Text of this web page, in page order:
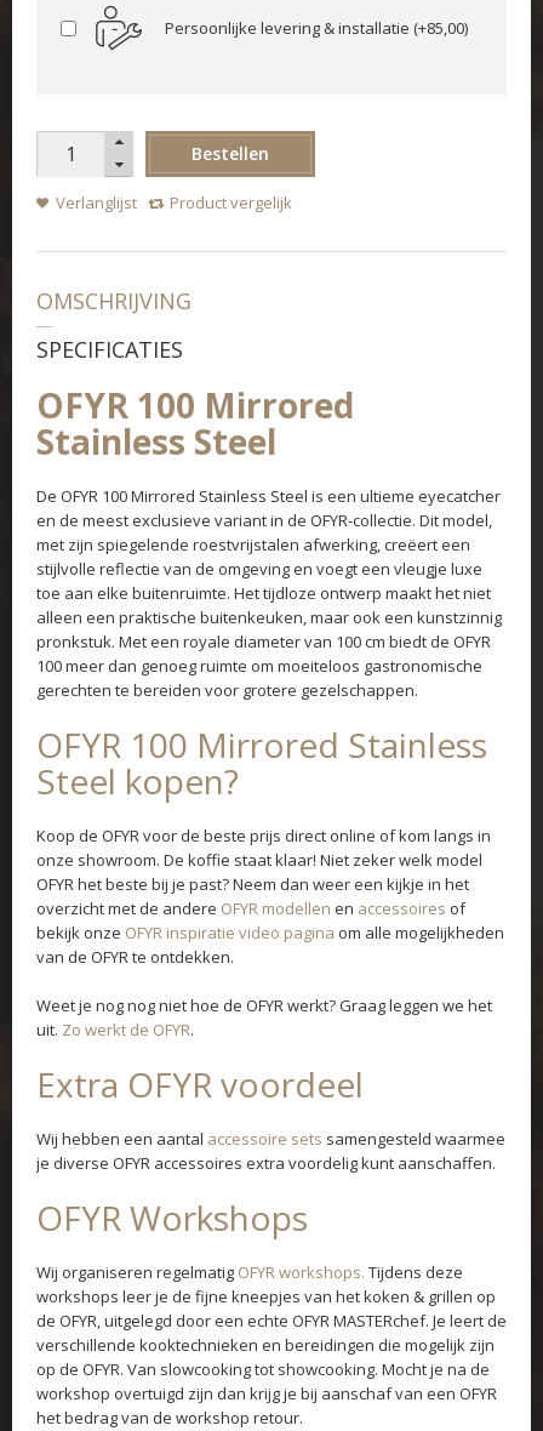
Persoonlijke levering & installatie (+85,00)
Bestellen
Verlanglijst Product vergelijk
OMSCHRIJVING
SPECIFICATIES
OFYR 100 Mirrored
Stainless Steel
De OFYR 100 Mirrored Stainless Steel is een ultieme eyecatcher
en de meest exclusieve variant in de OFYR-collectie. Dit model,
met zijn spiegelende roestvrijstalen afwerking, creëert een
stijlvolle reflectie van de omgeving en voegt een vleugje luxe
toe aan elke buitenruimte. Het tijdloze ontwerp maakt het niet
alleen een praktische buitenkeuken, maar ook een kunstzinnig
pronkstuk. Met een royale diameter van 100 cm biedt de OFYR
100 meer dan genoeg ruimte om moeiteloos gastronomische
gerechten te bereiden voor grotere gezelschappen.
OFYR 100 Mirrored Stainless
Steel kopen?
Koop de OFYR voor de beste prijs direct online of kom langs in
onze showroom. De koffie staat klaar! Niet zeker welk model
OFYR het beste bij je past? Neem dan weer een kijkje in het
overzicht met de andere OFYR modellen en accessoires of
bekijk onze OFYR inspiratie video pagina om alle mogelijkheden
van de OFYR te ontdekken.
Weet je nog nog niet hoe de OFYR werkt? Graag leggen we het
uit. Zo werkt de OFYR.
Extra OFYR voordeel
Wij hebben een aantal accessoire sets samengesteld waarmee
je diverse OFYR accessoires extra voordelig kunt aanschaffen.
OFYR Workshops
Wij organiseren regelmatig OFYR workshops. Tijdens deze
workshops leer je de fijne kneepjes van het koken & grillen op
de OFYR, uitgelegd door een echte OFYR MASTERchef. Je leert de
verschillende kooktechnieken en bereidingen die mogelijk zijn
op de OFYR. Van slowcooking tot showcooking. Mocht je na de
workshop overtuigd zijn dan krijg je bij aanschaf van een OFYR
het bedrag van de workshop retour.